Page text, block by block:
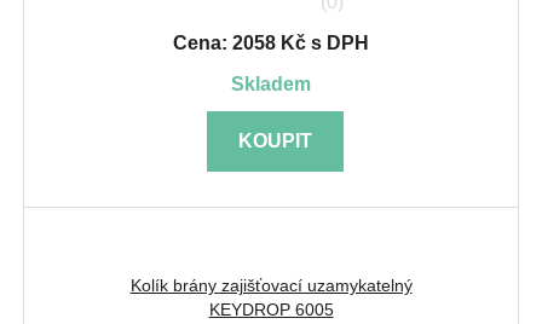
Cena: 2058 Kč s DPH
skladem
KOUPIT
Kolík brány zajišťovací uzamykatelný
KEYDROP 6005